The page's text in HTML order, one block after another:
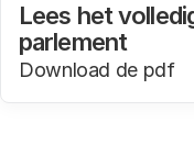
Lees het
parlement
Download de pdf